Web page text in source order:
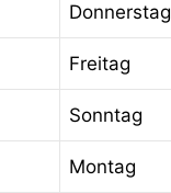
Donnerstag
Freitag
Sonntag
Montag